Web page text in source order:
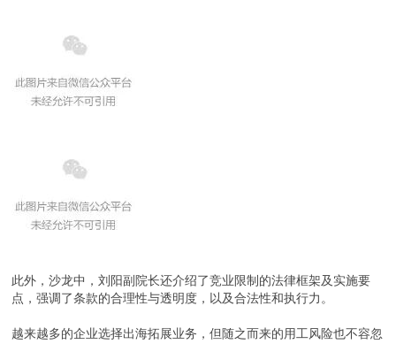
此外，沙龙中，刘阳副院长还介绍了竞业限制的法律框架及实施要
点，强调了条款的合理性与透明度，以及合法性和执行力。
越来越多的企业选择出海拓展业务，但随之而来的用工风险也不容忽